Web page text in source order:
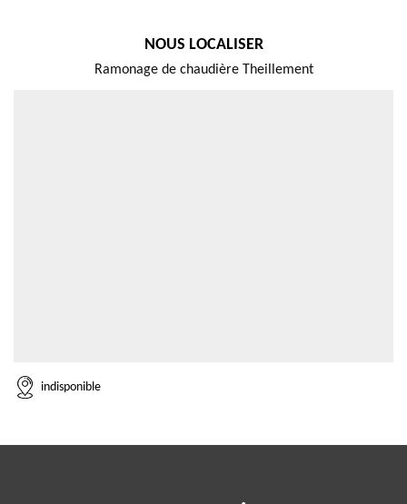
NOUS LOCALISER
Ramonage de chaudière Theillement
indisponible